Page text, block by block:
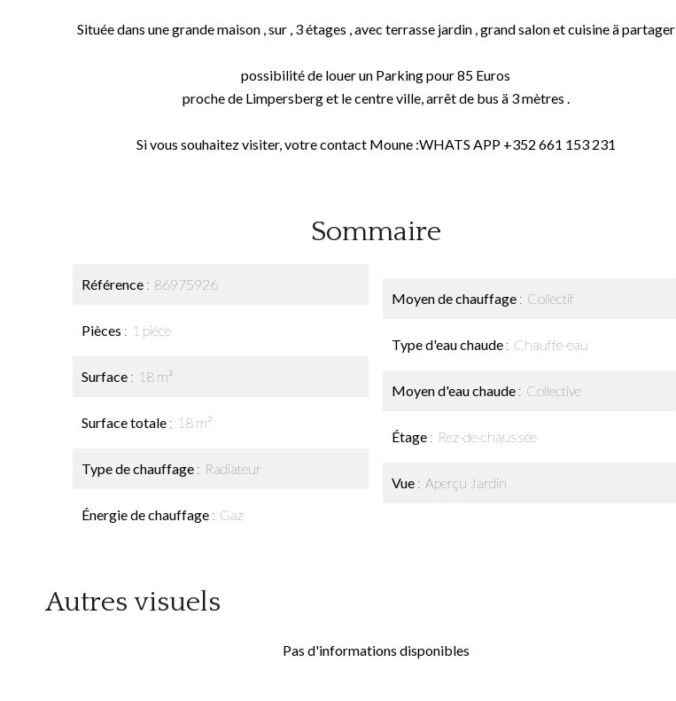
Située dans une grande maison , sur , 3 étages , avec terrasse jardin , grand salon et cuisine ä partager
possibilité de louer un Parking pour 85 Euros
proche de Limpersberg et le centre ville, arrêt de bus ä 3 mètres .
Si vous souhaitez visiter, votre contact Moune :WHATS APP +352 661 153 231
Sommaire
Référence 86975926
Pièces 1 pièce
Surface 18 m²
Surface totale 18 m²
Type de chauffage Radiateur
Énergie de chauffage Gaz
Moyen de chauffage Collectif
Type d'eau chaude Chauffe-eau
Moyen d'eau chaude Collective
Étage Rez-de-chaussée
Vue Aperçu Jardin
Autres visuels
Pas d'informations disponibles